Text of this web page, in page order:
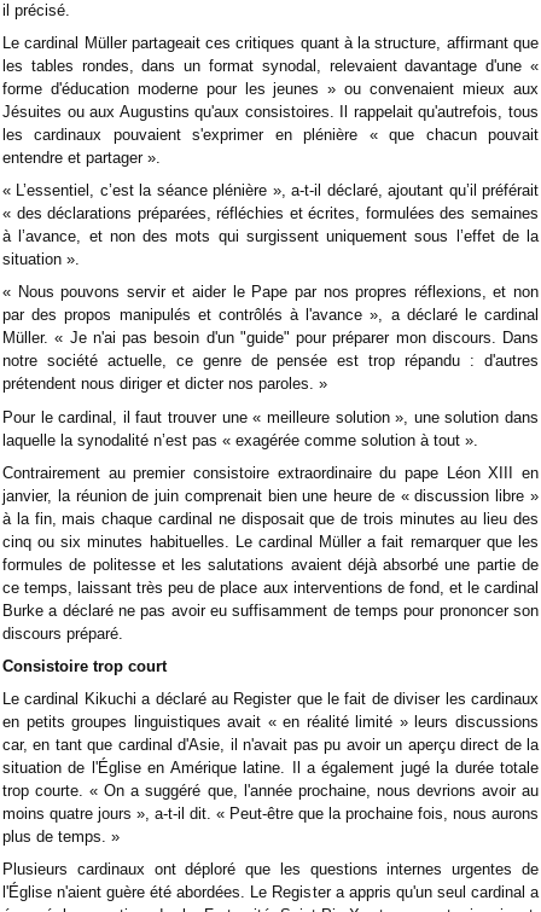
il précisé.
Le cardinal Müller partageait ces critiques quant à la structure, affirmant que
les tables rondes, dans un format synodal, relevaient davantage d'une «
forme d'éducation moderne pour les jeunes » ou convenaient mieux aux
Jésuites ou aux Augustins qu'aux consistoires. Il rappelait qu'autrefois, tous
les cardinaux pouvaient s'exprimer en plénière « que chacun pouvait
entendre et partager ».
« L’essentiel, c’est la séance plénière », a-t-il déclaré, ajoutant qu’il préférait
« des déclarations préparées, réfléchies et écrites, formulées des semaines
à l’avance, et non des mots qui surgissent uniquement sous l’effet de la
situation ».
« Nous pouvons servir et aider le Pape par nos propres réflexions, et non
par des propos manipulés et contrôlés à l'avance », a déclaré le cardinal
Müller. « Je n'ai pas besoin d'un "guide" pour préparer mon discours. Dans
notre société actuelle, ce genre de pensée est trop répandu : d'autres
prétendent nous diriger et dicter nos paroles. »
Pour le cardinal, il faut trouver une « meilleure solution », une solution dans
laquelle la synodalité n’est pas « exagérée comme solution à tout ».
Contrairement au premier consistoire extraordinaire du pape Léon XIII en
janvier, la réunion de juin comprenait bien une heure de « discussion libre »
à la fin, mais chaque cardinal ne disposait que de trois minutes au lieu des
cinq ou six minutes habituelles. Le cardinal Müller a fait remarquer que les
formules de politesse et les salutations avaient déjà absorbé une partie de
ce temps, laissant très peu de place aux interventions de fond, et le cardinal
Burke a déclaré ne pas avoir eu suffisamment de temps pour prononcer son
discours préparé.
Consistoire trop court
Le cardinal Kikuchi a déclaré au Register que le fait de diviser les cardinaux
en petits groupes linguistiques avait « en réalité limité » leurs discussions
car, en tant que cardinal d'Asie, il n'avait pas pu avoir un aperçu direct de la
situation de l'Église en Amérique latine. Il a également jugé la durée totale
trop courte. « On a suggéré que, l'année prochaine, nous devrions avoir au
moins quatre jours », a-t-il dit. « Peut-être que la prochaine fois, nous aurons
plus de temps. »
Plusieurs cardinaux ont déploré que les questions internes urgentes de
l'Église n'aient guère été abordées. Le Register a appris qu'un seul cardinal a